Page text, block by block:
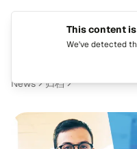
News 归档
This content
We've detected